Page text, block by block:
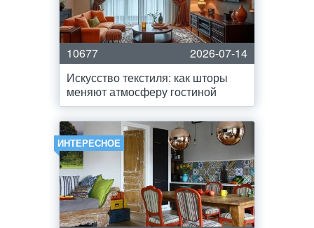
10677
2026-07-14
Искусство текстиля: как шторы
меняют атмосферу гостиной
ИНТЕРЕСНОЕ